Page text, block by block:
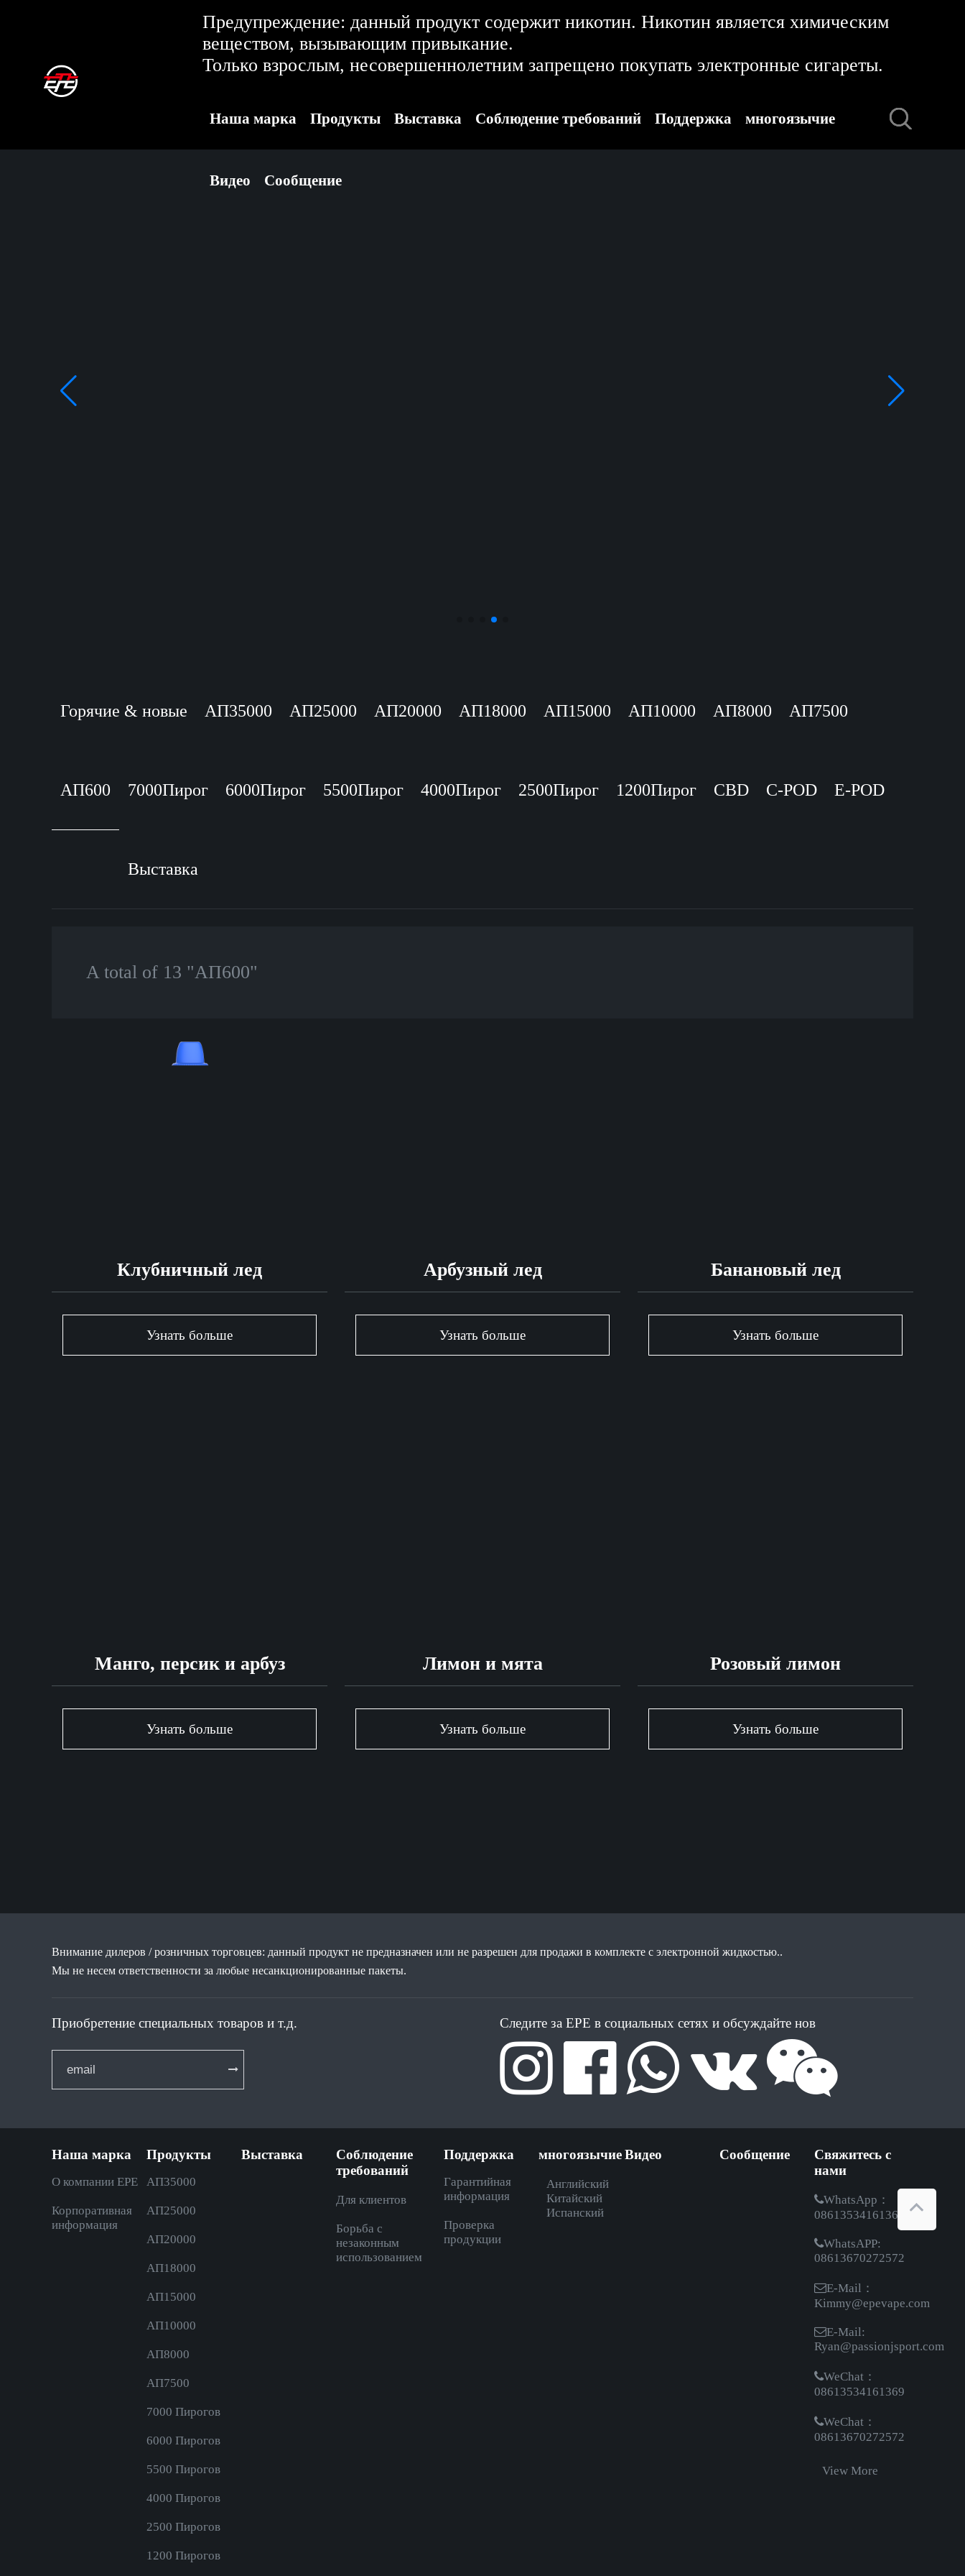
Предупреждение: данный продукт содержит никотин. Никотин является химическим
веществом, вызывающим привыкание.
Только взрослым, несовершеннолетним запрещено покупать электронные сигареты.
Наша марка Продукты Выставка Соблюдение требований Поддержка многоязычие
Видео Сообщение
Горячие & новые АП35000 АП25000 АП20000 АП18000 АП15000 АП10000 АП8000 АП7500
АП600 7000Пирог 6000Пирог 5500Пирог 4000Пирог 2500Пирог 1200Пирог CBD C-POD E-POD
Выставка
A total of 13 "АП600"
Клубничный лед
Узнать больше
Арбузный лед
Узнать больше
Банановый лед
Узнать больше
Манго, персик и арбуз
Узнать больше
Лимон и мята
Узнать больше
Розовый лимон
Узнать больше
Внимание дилеров / розничных торговцев: данный продукт не предназначен или не разрешен для продажи в комплекте с электронной жидкостью..
Мы не несем ответственности за любые несанкционированные пакеты.
Приобретение специальных товаров и т.д. Следите за EPE в социальных сетях и обсуждайте нов
Наша марка
О компании EPE
Корпоративная
информация
Продукты
АП35000
AП25000
AП20000
AП18000
АП15000
АП10000
АП8000
АП7500
7000 Пирогов
6000 Пирогов
5500 Пирогов
4000 Пирогов
2500 Пирогов
1200 Пирогов
Выставка
Соблюдение
требований
Для клиентов
Борьба с
незаконным
использованием
Поддержка
Гарантийная
информация
Проверка
продукции
многоязычие
Английский
Китайский
Испанский
Видео Сообщение
Свяжитесь с
нами
WhatsApp：
08613534161369
WhatsAPP:
08613670272572
E-Mail：
Kimmy@epevape.com
E-Mail:
Ryan@passionjsport.com
WeChat：
08613534161369
WeChat：
08613670272572
View More